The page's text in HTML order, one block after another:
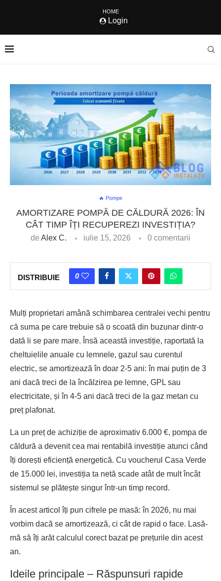
HOME
Login
🔥 Pompe
AMORTIZARE POMPĂ DE CĂLDURĂ 2026: ÎN
CÂT TIMP ÎȚI RECUPEREZI INVESTIȚIA?
de Alex C. iulie 15, 2026 0 comentarii
DISTRIBUIE 0
Mulți proprietari amână schimbarea centralei vechi pentru
că suma pe care trebuie să o scoată din buzunar dintr-o
dată li se pare mare. Însă această investiție, raportată la
cheltuielile anuale cu lemnele, gazul sau curentul
electric, se amortizează în doar 2-5 ani: în mai puțin de 3
ani dacă treci de la încălzirea pe lemne, GPL sau
electricitate, și în 4-5 ani dacă treci de la gaz metan cu
preț plafonat.
La un preț de achiziție de aproximativ 6.000 €, pompa de
căldură a devenit cea mai rentabilă investiție atunci când
îți dorești eficiență energetică. Cu voucherul Casa Verde
de 15.000 lei, investiția ta netă scade atât de mult încât
sistemul se plătește singur într-un timp record.
În acest articol îți pun cifrele pe masă: în 2026, nu mai
vorbim dacă se amortizează, ci cât de rapid o face. Lasă-
mă să îți arăt calculul corect bazat pe prețurile din acest
an.
Ideile principale – Răspunsuri rapide